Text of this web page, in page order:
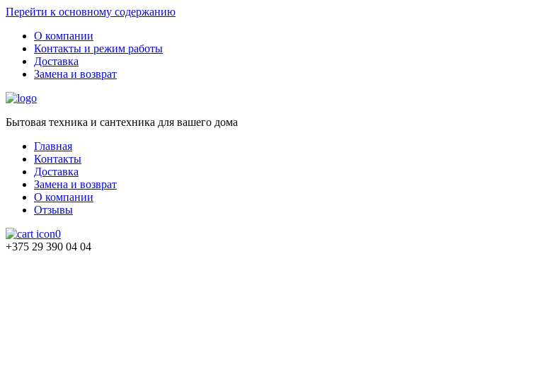
Перейти к основному содержанию
О компании
Контакты и режим работы
Доставка
Замена и возврат
Бытовая техника и сантехника для вашего дома
Главная
Контакты
Доставка
Замена и возврат
О компании
Отзывы
0
+375 29 390 04 04